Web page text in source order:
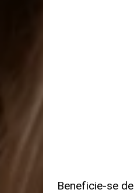
Beneficie-se de